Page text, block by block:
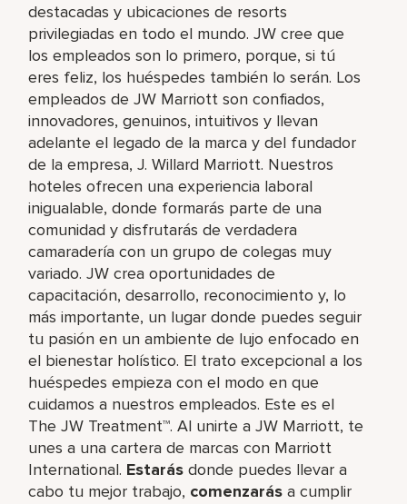
destacadas y ubicaciones de resorts
privilegiadas en todo el mundo. JW cree que
los empleados son lo primero, porque, si tú
eres feliz, los huéspedes también lo serán. Los
empleados de JW Marriott son confiados,
innovadores, genuinos, intuitivos y llevan
adelante el legado de la marca y del fundador
de la empresa, J. Willard Marriott. Nuestros
hoteles ofrecen una experiencia laboral
inigualable, donde formarás parte de una
comunidad y disfrutarás de verdadera
camaradería con un grupo de colegas muy
variado. JW crea oportunidades de
capacitación, desarrollo, reconocimiento y, lo
más importante, un lugar donde puedes seguir
tu pasión en un ambiente de lujo enfocado en
el bienestar holístico. El trato excepcional a los
huéspedes empieza con el modo en que
cuidamos a nuestros empleados. Este es el
The JW Treatment™. Al unirte a JW Marriott, te
unes a una cartera de marcas con Marriott
International. Estarás donde puedes llevar a
cabo tu mejor trabajo,​ comenzarás a cumplir